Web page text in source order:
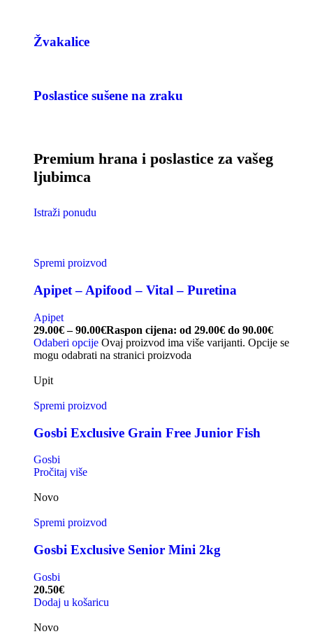
Žvakalice
Poslastice sušene na zraku
Premium hrana i poslastice za vašeg
ljubimca
Istraži ponudu
Spremi proizvod
Apipet – Apifood – Vital – Puretina
Apipet
29.00€ – 90.00€Raspon cijena: od 29.00€ do 90.00€
Odaberi opcije Ovaj proizvod ima više varijanti. Opcije se
mogu odabrati na stranici proizvoda
Upit
Spremi proizvod
Gosbi Exclusive Grain Free Junior Fish
Gosbi
Pročitaj više
Novo
Spremi proizvod
Gosbi Exclusive Senior Mini 2kg
Gosbi
20.50€
Dodaj u košaricu
Novo